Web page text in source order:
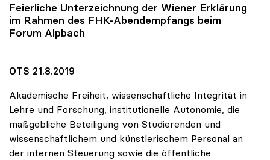
Feierliche Unterzeichnung der Wiener Erklärung
im Rahmen des FHK-Abendempfangs beim
Forum Alpbach
OTS 21.8.2019
Akademische Freiheit, wissenschaftliche Integrität in
Lehre und Forschung, institutionelle Autonomie, die
maßgebliche Beteiligung von Studierenden und
wissenschaftlichem und künstlerischem Personal an
der internen Steuerung sowie die öffentliche